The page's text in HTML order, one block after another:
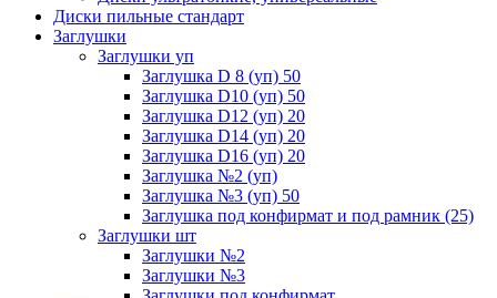
Диски пильные стандарт
Заглушки
Заглушки уп
Заглушка D 8 (уп) 50
Заглушка D10 (уп) 50
Заглушка D12 (уп) 20
Заглушка D14 (уп) 20
Заглушка D16 (уп) 20
Заглушка №2 (уп)
Заглушка №3 (уп) 50
Заглушка под конфирмат и под рамник (25)
Заглушки шт
Заглушки №2
Заглушки №3